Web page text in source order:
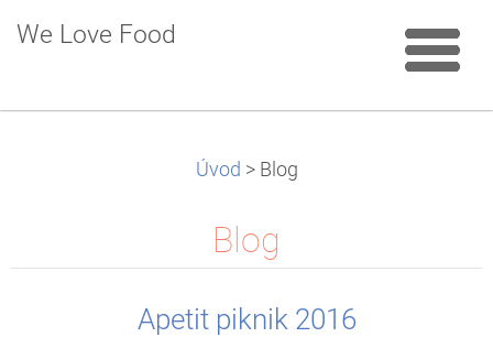
We Love Food
Úvod > Blog
Blog
Apetit piknik 2016